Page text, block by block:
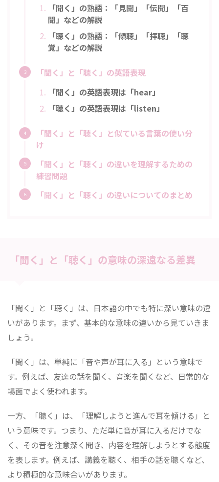
「聞く」の熟語：「見聞」「伝聞」「百
聞」などの解説
「聴く」の熟語：「傾聴」「拝聴」「聴
覚」などの解説
「聞く」と「聴く」の英語表現
「聞く」の英語表現は「hear」
「聴く」の英語表現は「listen」
「聞く」と「聴く」と似ている言葉の使い分
け
「聞く」と「聴く」の違いを理解するための
練習問題
「聞く」と「聴く」の違いについてのまとめ
「聞く」と「聴く」の意味の深遠なる差異
「聞く」と「聴く」は、日本語の中でも特に深い意味の違
いがあります。まず、基本的な意味の違いから見ていきま
しょう。
「聞く」は、単純に「音や声が耳に入る」という意味で
す。例えば、友達の話を聞く、音楽を聞くなど、日常的な
場面でよく使われます。
一方、「聴く」は、「理解しようと進んで耳を傾ける」と
いう意味です。つまり、ただ単に音が耳に入るだけでな
く、その音を注意深く聞き、内容を理解しようとする態度
を表します。例えば、講義を聴く、相手の話を聴くなど、
より積極的な意味合いがあります。